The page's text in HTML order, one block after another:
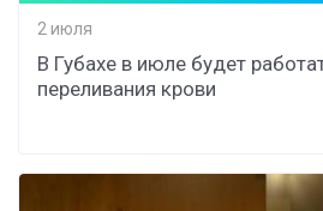
2 июля
В Губахе в июле будет
переливания крови